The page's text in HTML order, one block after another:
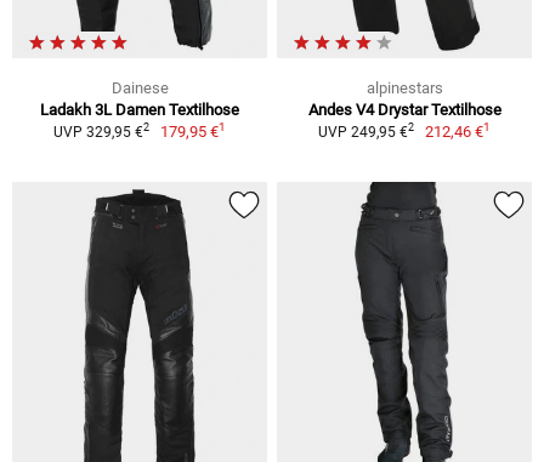
Dainese
Ladakh 3L Damen Textilhose
UVP 329,95 €2 179,95 €1
alpinestars
Andes V4 Drystar Textilhose
UVP 249,95 €2 212,46 €1